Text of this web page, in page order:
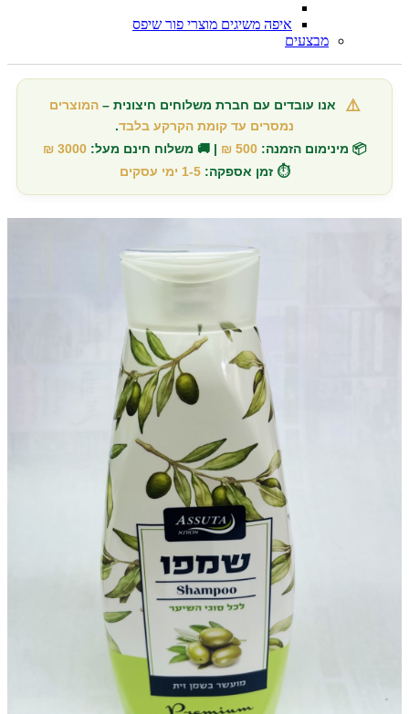
איפה משיגים מוצרי פור שיפס
מבצעים
⚠️ אנו עובדים עם חברת משלוחים חיצונית –המוצרים
נמסרים עד קומת הקרקע בלבד.
📦 מינימום הזמנה: 500 ₪ | 🚚 משלוח חינם מעל: 3000 ₪
⏱️ זמן אספקה: 1-5 ימי עסקים